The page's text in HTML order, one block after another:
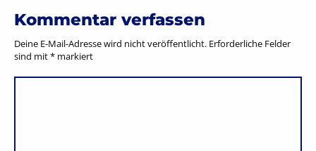
Kommentar verfassen
Deine E-Mail-Adresse wird nicht veröffentlicht. Erforderliche Felder
sind mit* markiert